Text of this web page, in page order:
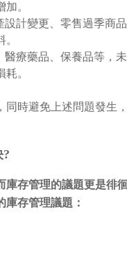
。
計變更、零售過季商品
療藥品、保養品等，未
。
同時避免上述問題發生
庫存管理的議題更是徘
存管理議題：